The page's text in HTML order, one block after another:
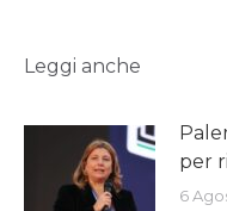
Leggi anche
per
6